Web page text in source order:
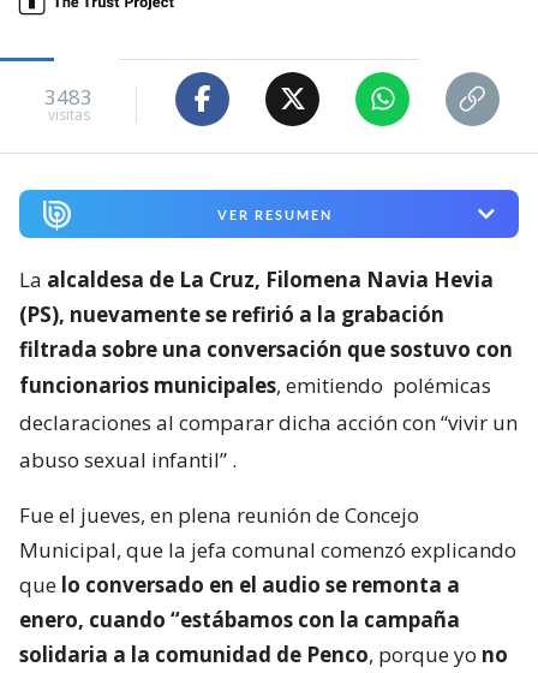
3483
visitas
VER RESUMEN
La alcaldesa de La Cruz, Filomena Navia Hevia
(PS), nuevamente se refirió a la grabación
filtrada sobre una conversación que sostuvo con
funcionarios municipales, emitiendo polémicas
declaraciones al comparar dicha acción con “vivir un
abuso sexual infantil” .
Fue el jueves, en plena reunión de Concejo
Municipal, que la jefa comunal comenzó explicando
que lo conversado en el audio se remonta a
enero, cuando “estábamos con la campaña
solidaria a la comunidad de Penco, porque yo no